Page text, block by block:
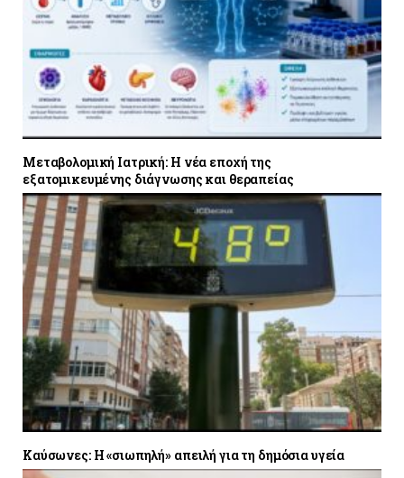
Μεταβολομική Ιατρική: Η νέα εποχή της
εξατομικευμένης διάγνωσης και θεραπείας
Καύσωνες: Η «σιωπηλή» απειλή για τη δημόσια υγεία